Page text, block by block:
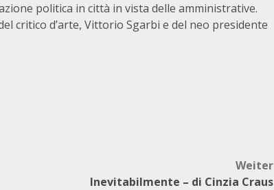
politica in città in vista delle amministrative.
critico d’arte, Vittorio Sgarbi e del neo presidente
Weiter
Inevitabilmente – di Cinzia Craus